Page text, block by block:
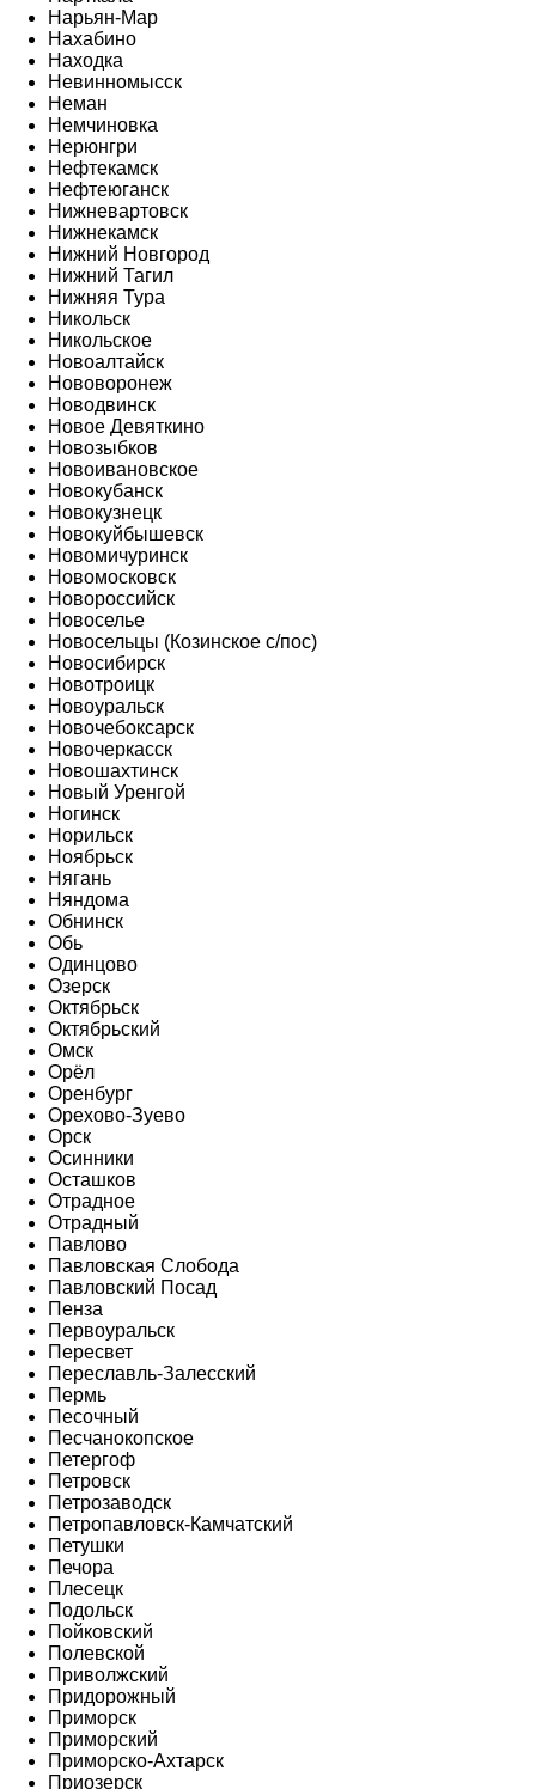
Нарьян-Мар
Нахабино
Находка
Невинномысск
Неман
Немчиновка
Нерюнгри
Нефтекамск
Нефтеюганск
Нижневартовск
Нижнекамск
Нижний Новгород
Нижний Тагил
Нижняя Тура
Никольск
Никольское
Новоалтайск
Нововоронеж
Новодвинск
Новое Девяткино
Новозыбков
Новоивановское
Новокубанск
Новокузнецк
Новокуйбышевск
Новомичуринск
Новомосковск
Новороссийск
Новоселье
Новосельцы (Козинское с/пос)
Новосибирск
Новотроицк
Новоуральск
Новочебоксарск
Новочеркасск
Новошахтинск
Новый Уренгой
Ногинск
Норильск
Ноябрьск
Нягань
Няндома
Обнинск
Обь
Одинцово
Озерск
Октябрьск
Октябрьский
Омск
Орёл
Оренбург
Орехово-Зуево
Орск
Осинники
Осташков
Отрадное
Отрадный
Павлово
Павловская Слобода
Павловский Посад
Пенза
Первоуральск
Пересвет
Переславль-Залесский
Пермь
Песочный
Песчанокопское
Петергоф
Петровск
Петрозаводск
Петропавловск-Камчатский
Петушки
Печора
Плесецк
Подольск
Пойковский
Полевской
Приволжский
Придорожный
Приморск
Приморский
Приморско-Ахтарск
Приозерск